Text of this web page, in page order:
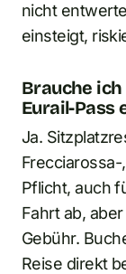
nicht
einsteigt,
Brauche
Eurail-Pass
Ja.
Pflicht, auch
Fahrt ab,
Gebühr.
Reise direkt